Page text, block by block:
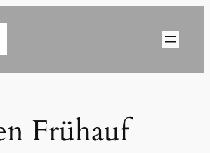
Frühauf